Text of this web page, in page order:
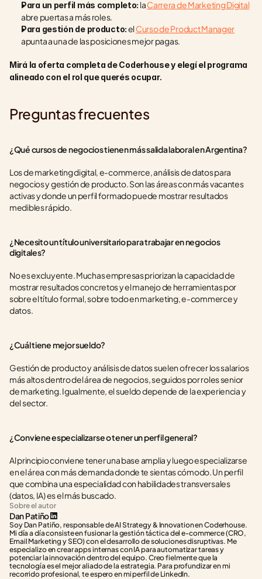
Para un perfil más completo: la Carrera de Marketing Digital
abre puertas a más roles.
Para gestión de producto: el Curso de Product Manager
apunta a una de las posiciones mejor pagas.
Mirá la oferta completa de Coderhouse y elegí el programa
alineado con el rol que querés ocupar.
Preguntas frecuentes
¿Qué cursos de negocios tienen más salida laboral en Argentina?
Los de marketing digital, e-commerce, análisis de datos para
negocios y gestión de producto. Son las áreas con más vacantes
activas y donde un perfil formado puede mostrar resultados
medibles rápido.
¿Necesito un título universitario para trabajar en negocios
digitales?
No es excluyente. Muchas empresas priorizan la capacidad de
mostrar resultados concretos y el manejo de herramientas por
sobre el título formal, sobre todo en marketing, e-commerce y
datos.
¿Cuál tiene mejor sueldo?
Gestión de producto y análisis de datos suelen ofrecer los salarios
más altos dentro del área de negocios, seguidos por roles senior
de marketing. Igualmente, el sueldo depende de la experiencia y
del sector.
¿Conviene especializarse o tener un perfil general?
Al principio conviene tener una base amplia y luego especializarse
en el área con más demanda donde te sientas cómodo. Un perfil
que combina una especialidad con habilidades transversales
(datos, IA) es el más buscado.
Sobre el autor
Dan Patiño
Soy Dan Patiño, responsable de AI Strategy & Innovation en Coderhouse.
Mi día a día consiste en fusionar la gestión táctica del e-commerce (CRO,
Email Marketing y SEO) con el desarrollo de soluciones disruptivas. Me
especializo en crear apps internas con IA para automatizar tareas y
potenciar la innovación dentro del equipo. Creo fielmente que la
tecnología es el mejor aliado de la estrategia. Para profundizar en mi
recorrido profesional, te espero en mi perfil de LinkedIn.